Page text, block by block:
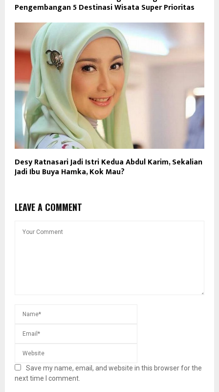
Pengembangan 5 Destinasi Wisata Super Prioritas
Desy Ratnasari Jadi Istri Kedua Abdul Karim, Sekalian
Jadi Ibu Buya Hamka, Kok Mau?
LEAVE A COMMENT
Save my name, email, and website in this browser for the
next time I comment.